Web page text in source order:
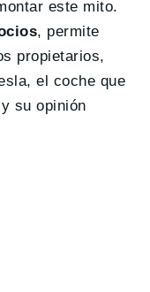
este mito.
, permite
propietarios,
el coche que
su opinión